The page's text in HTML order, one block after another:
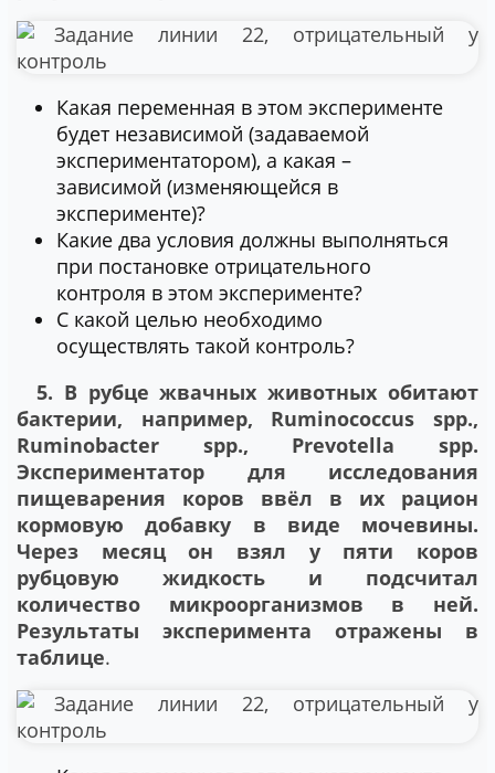
Какая переменная в этом эксперименте
будет независимой (задаваемой
экспериментатором), а какая –
зависимой (изменяющейся в
эксперименте)?
Какие два условия должны выполняться
при постановке отрицательного
контроля в этом эксперименте?
С какой целью необходимо
осуществлять такой контроль?
5. В рубце жвачных животных обитают
бактерии, например, Ruminococcus spp.,
Ruminobacter spp., Prevotella spp.
Экспериментатор для исследования
пищеварения коров ввёл в их рацион
кормовую добавку в виде мочевины.
Через месяц он взял у пяти коров
рубцовую жидкость и подсчитал
количество микроорганизмов в ней.
Результаты эксперимента отражены в
таблице.